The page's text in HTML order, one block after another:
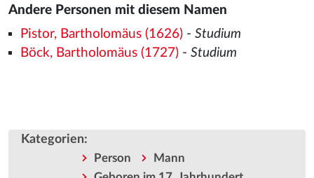
Andere Personen mit diesem Namen
Pistor, Bartholomäus (1626)- Studium
Böck, Bartholomäus (1727)- Studium
Kategorien:
Person
Mann